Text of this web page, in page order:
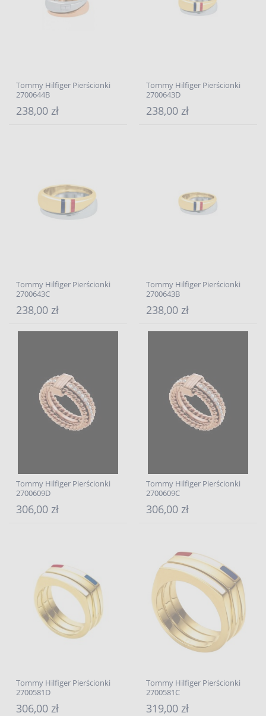
Tommy Hilfiger Pierścionki
2700644B
238,00 zł
Tommy Hilfiger Pierścionki
2700643D
238,00 zł
Tommy Hilfiger Pierścionki
2700643C
238,00 zł
Tommy Hilfiger Pierścionki
2700643B
238,00 zł
Tommy Hilfiger Pierścionki
2700609D
306,00 zł
Tommy Hilfiger Pierścionki
2700609C
306,00 zł
Tommy Hilfiger Pierścionki
2700581D
306,00 zł
Tommy Hilfiger Pierścionki
2700581C
319,00 zł